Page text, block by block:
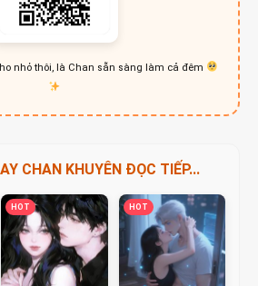
nhỏ thôi, là Chan sẵn sàng làm cả đêm
CHAN KHUYÊN ĐỌC TIẾP...
HOT HOT